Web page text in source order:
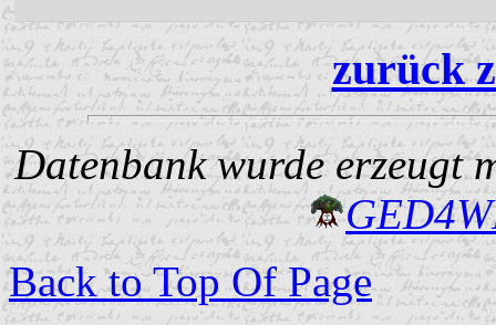
zurück
Datenbank wurde erzeugt
Back to Top Of Page